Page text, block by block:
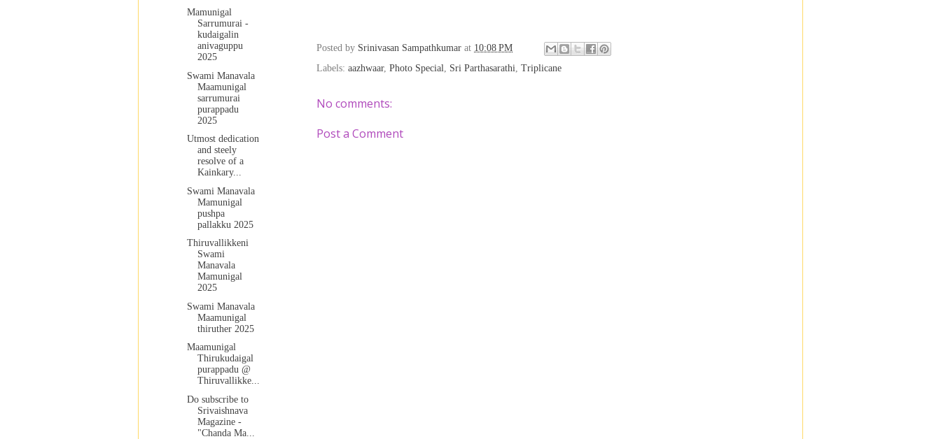
Posted by Srinivasan Sampathkumar at 10:08 PM
Labels: aazhwaar, Photo Special, Sri Parthasarathi, Triplicane
No comments:
Post a Comment
Mamunigal
Sarrumurai -
kudaigalin
anivaguppu
2025
Swami Manavala
Maamunigal
sarrumurai
purappadu
2025
Utmost dedication
and steely
resolve of a
Kainkary...
Swami Manavala
Mamunigal
pushpa
pallakku 2025
Thiruvallikkeni
Swami
Manavala
Mamunigal
2025
Swami Manavala
Maamunigal
thiruther 2025
Maamunigal
Thirukudaigal
purappadu @
Thiruvallikke...
Do subscribe to
Srivaishnava
Magazine -
"Chanda Ma...